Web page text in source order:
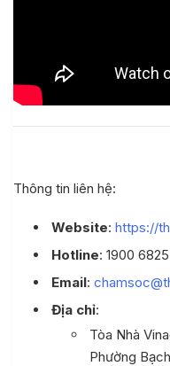
Thông tin liên hệ:
Website: https://
Hotline: 1900 6825
Email:
Địa chỉ:
Tòa Nhà
Phường